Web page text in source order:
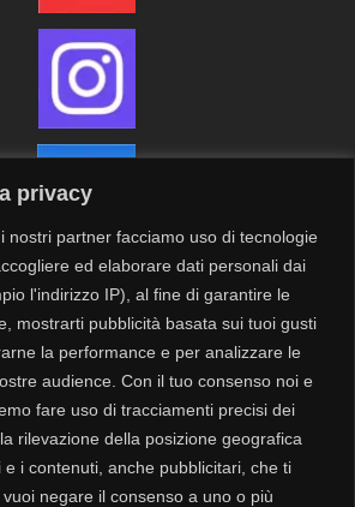
privacy
nostri partner facciamo uso di tecnologie
ed elaborare dati personali dai
l'indirizzo IP), al fine di garantire le
mostrarti pubblicità basata sui tuoi gusti
la performance e per analizzare le
audience. Con il tuo consenso noi e
fare uso di tracciamenti precisi dei
rilevazione della posizione geografica
e i contenuti, anche pubblicitari, che ti
negare il consenso a uno o più
Contatti
Newsletter